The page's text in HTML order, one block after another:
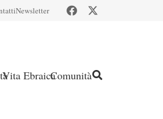
Newsletter
Vita EbraicaComunità